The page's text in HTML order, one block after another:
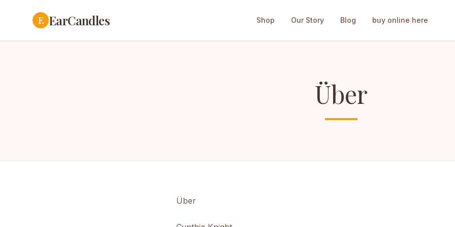
E EarCandles Shop Our Story Blog buy online here
Über
Über